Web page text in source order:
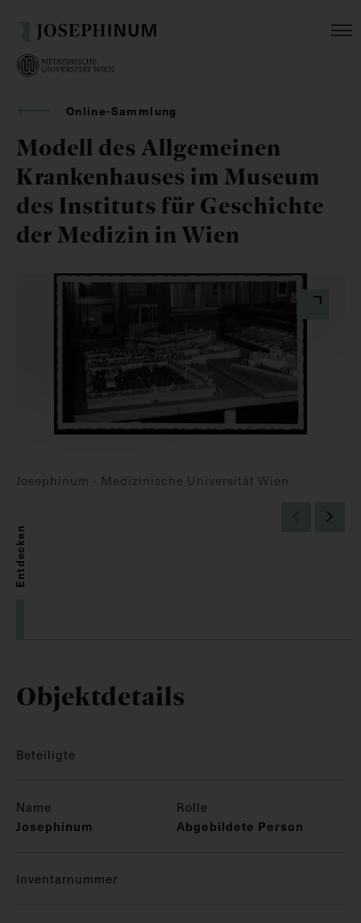
Online-Sammlung
Modell des Allgemeinen
Krankenhauses im Museum
des Instituts für Geschichte
der Medizin in Wien
Josephinum - Medizinische Universität Wien
Entdecken
Objektdetails
Beteiligte
Name Rolle
Josephinum Abgebildete Person
Inventarnummer